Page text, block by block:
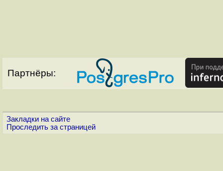
Партнёры:
Закладки на сайте
Проследить за страницей